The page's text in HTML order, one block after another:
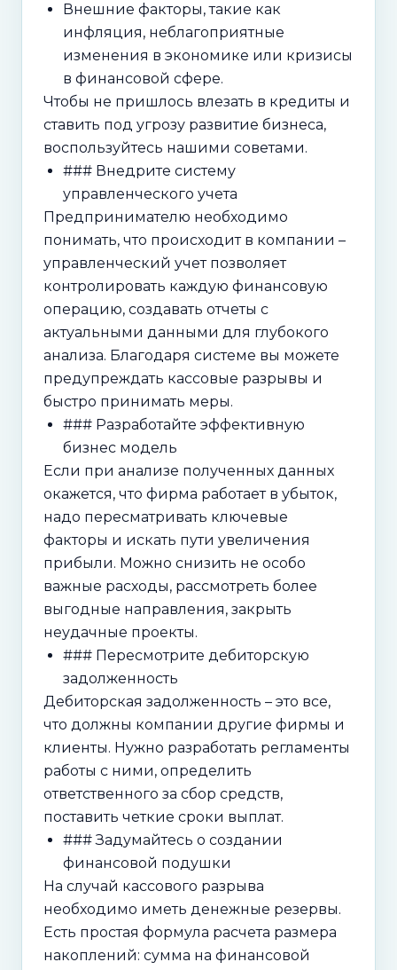
Внешние факторы, такие как
инфляция, неблагоприятные
изменения в экономике или кризисы
в финансовой сфере.
Чтобы не пришлось влезать в кредиты и
ставить под угрозу развитие бизнеса,
воспользуйтесь нашими советами.
### Внедрите систему
управленческого учета
Предпринимателю необходимо
понимать, что происходит в компании –
управленческий учет позволяет
контролировать каждую финансовую
операцию, создавать отчеты с
актуальными данными для глубокого
анализа. Благодаря системе вы можете
предупреждать кассовые разрывы и
быстро принимать меры.
### Разработайте эффективную
бизнес модель
Если при анализе полученных данных
окажется, что фирма работает в убыток,
надо пересматривать ключевые
факторы и искать пути увеличения
прибыли. Можно снизить не особо
важные расходы, рассмотреть более
выгодные направления, закрыть
неудачные проекты.
### Пересмотрите дебиторскую
задолженность
Дебиторская задолженность – это все,
что должны компании другие фирмы и
клиенты. Нужно разработать регламенты
работы с ними, определить
ответственного за сбор средств,
поставить четкие сроки выплат.
### Задумайтесь о создании
финансовой подушки
На случай кассового разрыва
необходимо иметь денежные резервы.
Есть простая формула расчета размера
накоплений: сумма на финансовой